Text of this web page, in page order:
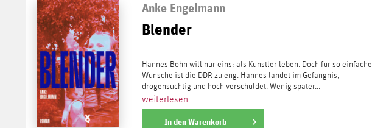
Anke Engelmann
Blender
Hannes Bohn will nur eins: als Künstler leben. Doch für so einfache
Wünsche ist die DDR zu eng. Hannes landet im Gefängnis,
drogensüchtig und hoch verschuldet. Wenig später...
weiterlesen
In den Warenkorb